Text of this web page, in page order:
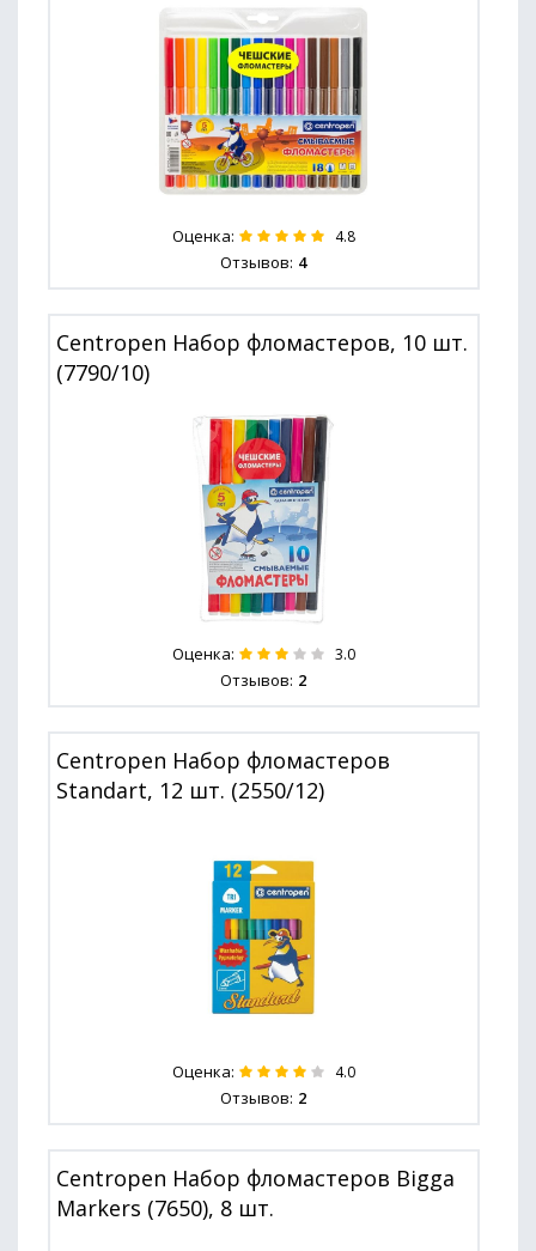
Оценка: 4.8
Отзывов: 4
Centropen Набор фломастеров, 10 шт.
(7790/10)
Оценка: 3.0
Отзывов: 2
Centropen Набор фломастеров
Standart, 12 шт. (2550/12)
Оценка: 4.0
Отзывов: 2
Centropen Набор фломастеров Bigga
Markers (7650), 8 шт.